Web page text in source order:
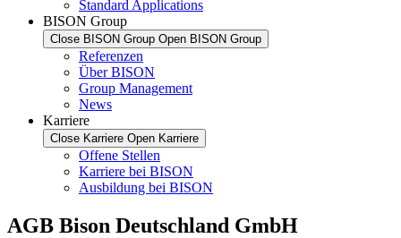
Standard Applications
BISON Group
Close BISON Group Open BISON Group
Referenzen
Über BISON
Group Management
News
Karriere
Close Karriere Open Karriere
Offene Stellen
Karriere bei BISON
Ausbildung bei BISON
AGB Bison Deutschland GmbH